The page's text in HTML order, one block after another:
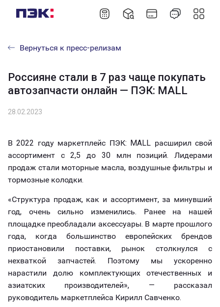
Вернуться к пресс-релизам
Россияне стали в 7 раз чаще покупать
автозапчасти онлайн — ПЭК: MALL
28.02.2023
В 2022 году маркетплейс ПЭК: MALL расширил свой
ассортимент с 2,5 до 30 млн позиций. Лидерами
продаж стали моторные масла, воздушные фильтры и
тормозные колодки.
«Структура продаж, как и ассортимент, за минувший
год, очень сильно изменились. Ранее на нашей
площадке преобладали аксессуары. В марте прошлого
года, когда большинство европейских брендов
приостановили поставки, рынок столкнулся с
нехваткой запчастей. Поэтому мы ускоренно
нарастили долю комплектующих отечественных и
азиатских производителей», — рассказал
руководитель маркетплейса Кирилл Савченко.